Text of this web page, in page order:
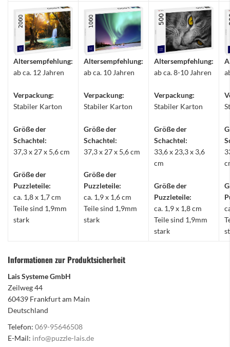
Altersempfehlung:
ab ca. 12 Jahren
Verpackung:
Stabiler Karton
Größe der
Schachtel:
37,3 x 27 x 5,6 cm
Größe der
Puzzleteile:
ca. 1,8 x 1,7 cm
Teile sind 1,9mm
stark
Altersempfehlung:
ab ca. 10 Jahren
Verpackung:
Stabiler Karton
Größe der
Schachtel:
37,3 x 27 x 5,6 cm
Größe der
Puzzleteile:
ca. 1,9 x 1,6 cm
Teile sind 1,9mm
stark
Altersempfehlung:
ab ca. 8-10 Jahren
Verpackung:
Stabiler Karton
Größe der
Schachtel:
33,6 x 23,3 x 3,6
cm
Größe der
Puzzleteile:
ca. 1,9 x 1,8 cm
Teile sind 1,9mm
stark
Informationen zur Produktsicherheit
Lais Systeme GmbH
Zeilweg 44
60439 Frankfurt am Main
Deutschland
Telefon: 069-95646508
E-Mail: info@puzzle-lais.de